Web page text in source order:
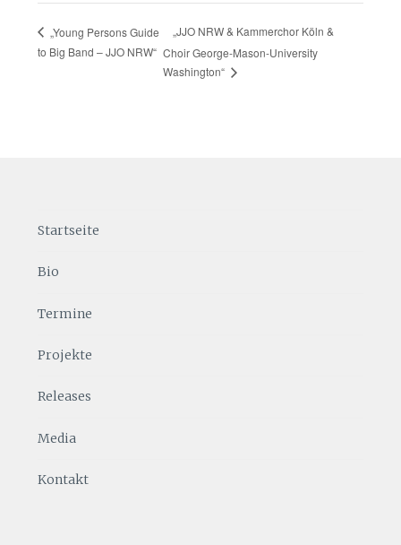
„Young Persons Guide
to Big Band – JJO NRW“
„JJO NRW & Kammerchor Köln &
Choir George-Mason-University
Washington“
Startseite
Bio
Termine
Projekte
Releases
Media
Kontakt